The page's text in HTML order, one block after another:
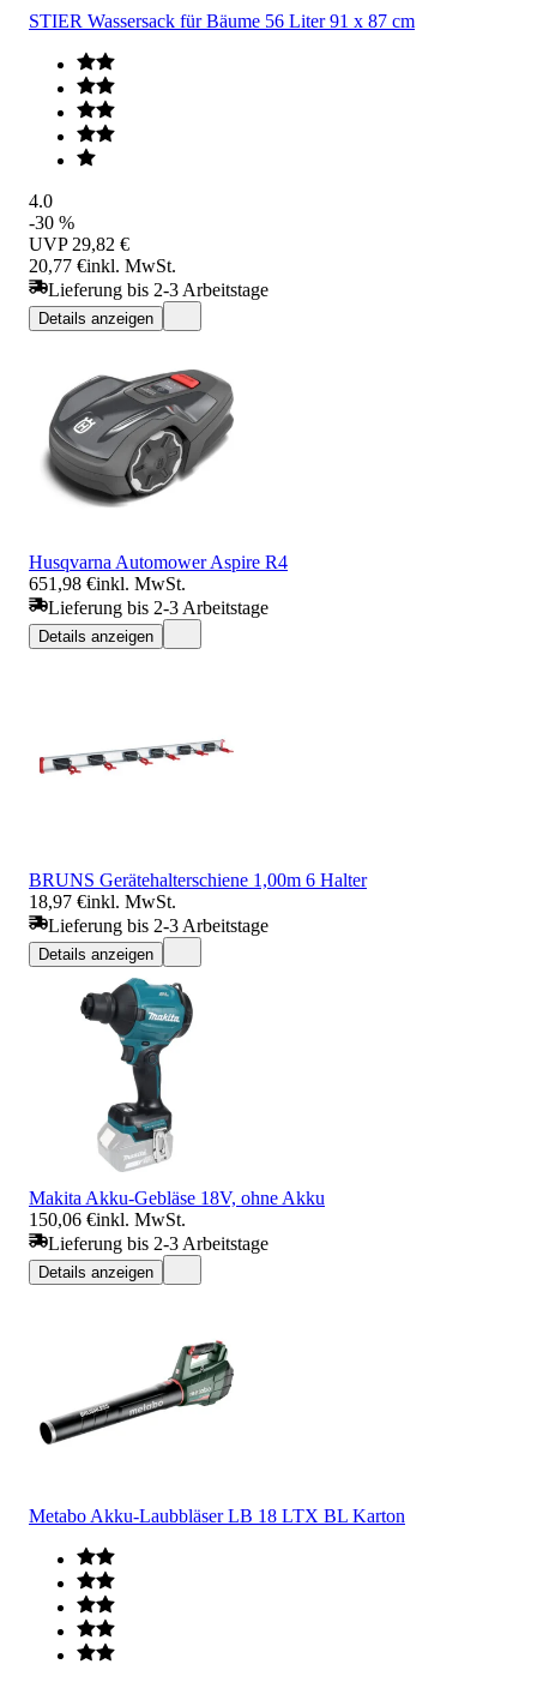
STIER Wassersack für Bäume 56 Liter 91 x 87 cm
4.0
-30 %
UVP 29,82 €
20,77 €inkl. MwSt.
Lieferung bis 2-3 Arbeitstage
Details anzeigen
Husqvarna Automower Aspire R4
651,98 €inkl. MwSt.
Lieferung bis 2-3 Arbeitstage
Details anzeigen
BRUNS Gerätehalterschiene 1,00m 6 Halter
18,97 €inkl. MwSt.
Lieferung bis 2-3 Arbeitstage
Details anzeigen
Makita Akku-Gebläse 18V, ohne Akku
150,06 €inkl. MwSt.
Lieferung bis 2-3 Arbeitstage
Details anzeigen
Metabo Akku-Laubbläser LB 18 LTX BL Karton